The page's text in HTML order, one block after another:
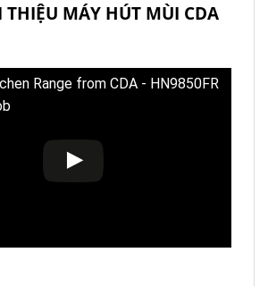
THIỆU MÁY HÚT MÙI CDA
Range from CDA - HN9850FR